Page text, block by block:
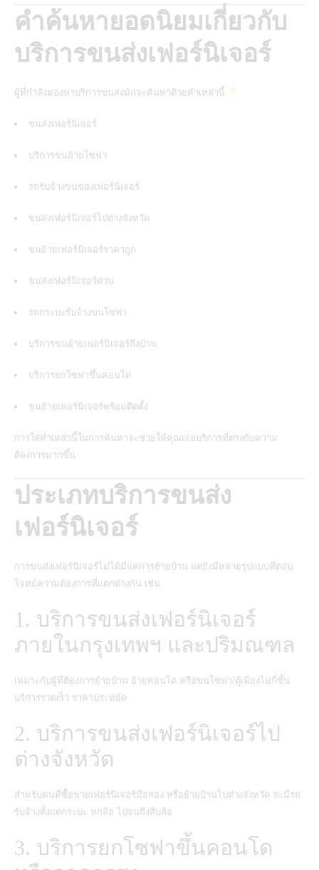
คำค้นหายอดนิยมเกี่ยวกับ
บริการขนส่งเฟอร์นิเจอร์
ผู้ที่กำลังมองหาบริการขนส่งมักจะค้นหาด้วยคำเหล่านี้
ขนส่งเฟอร์นิเจอร์
บริการขนย้ายโซฟา
รถรับจ้างขนของเฟอร์นิเจอร์
ขนส่งเฟอร์นิเจอร์ไปต่างจังหวัด
ขนย้ายเฟอร์นิเจอร์ราคาถูก
ขนส่งเฟอร์นิเจอร์ด่วน
รถกระบะรับจ้างขนโซฟา
บริการขนย้ายเฟอร์นิเจอร์ถึงบ้าน
บริการยกโซฟาขึ้นคอนโด
ขนย้ายเฟอร์นิเจอร์พร้อมติดตั้ง
การใส่คำเหล่านี้ในการค้นหาจะช่วยให้คุณเจอบริการที่ตรงกับความ
ต้องการมากขึ้น
ประเภทบริการขนส่ง
เฟอร์นิเจอร์
การขนส่งเฟอร์นิเจอร์ไม่ได้มีแค่การย้ายบ้าน แต่ยังมีหลายรูปแบบที่ตอบ
โจทย์ความต้องการที่แตกต่างกัน เช่น
1. บริการขนส่งเฟอร์นิเจอร์
ภายในกรุงเทพฯ และปริมณฑล
เหมาะกับผู้ที่ต้องการย้ายบ้าน ย้ายคอนโด หรือขนโซฟา/ตู้เพียงไม่กี่ชิ้น
บริการรวดเร็ว ราคาประหยัด
2. บริการขนส่งเฟอร์นิเจอร์ไป
ต่างจังหวัด
สำหรับคนที่ซื้อขายเฟอร์นิเจอร์มือสอง หรือย้ายบ้านไปต่างจังหวัด จะมีรถ
รับจ้างตั้งแต่กระบะ หกล้อ ไปจนถึงสิบล้อ
3. บริการยกโซฟาขึ้นคอนโด